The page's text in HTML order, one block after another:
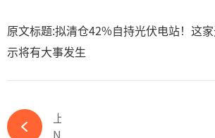
原文标题:拟清仓42%自持光伏电站！这
示将有大事发生